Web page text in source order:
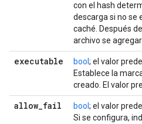
con el hash
descarga si no se
caché. Después
archivo se
executable bool ; el valor
Establece la
creado. El valor
allow_fail bool ; el valor
Si se configura,